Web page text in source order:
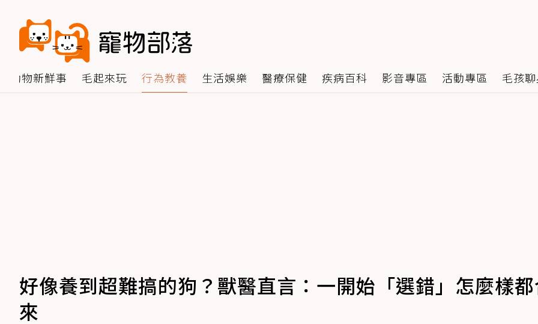
動物新鮮事 毛起來玩 行為教養 生活娛樂 醫療保健 疾病百科 影音專區 活動專區 毛孩
好像養到超難搞的狗？獸醫直言：一開始「選錯」怎麼樣
來